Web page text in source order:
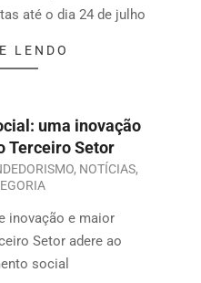
até o dia 24 de julho
LENDO
uma inovação
Terceiro Setor
, NOTÍCIAS,
inovação e maior
Setor adere ao
social